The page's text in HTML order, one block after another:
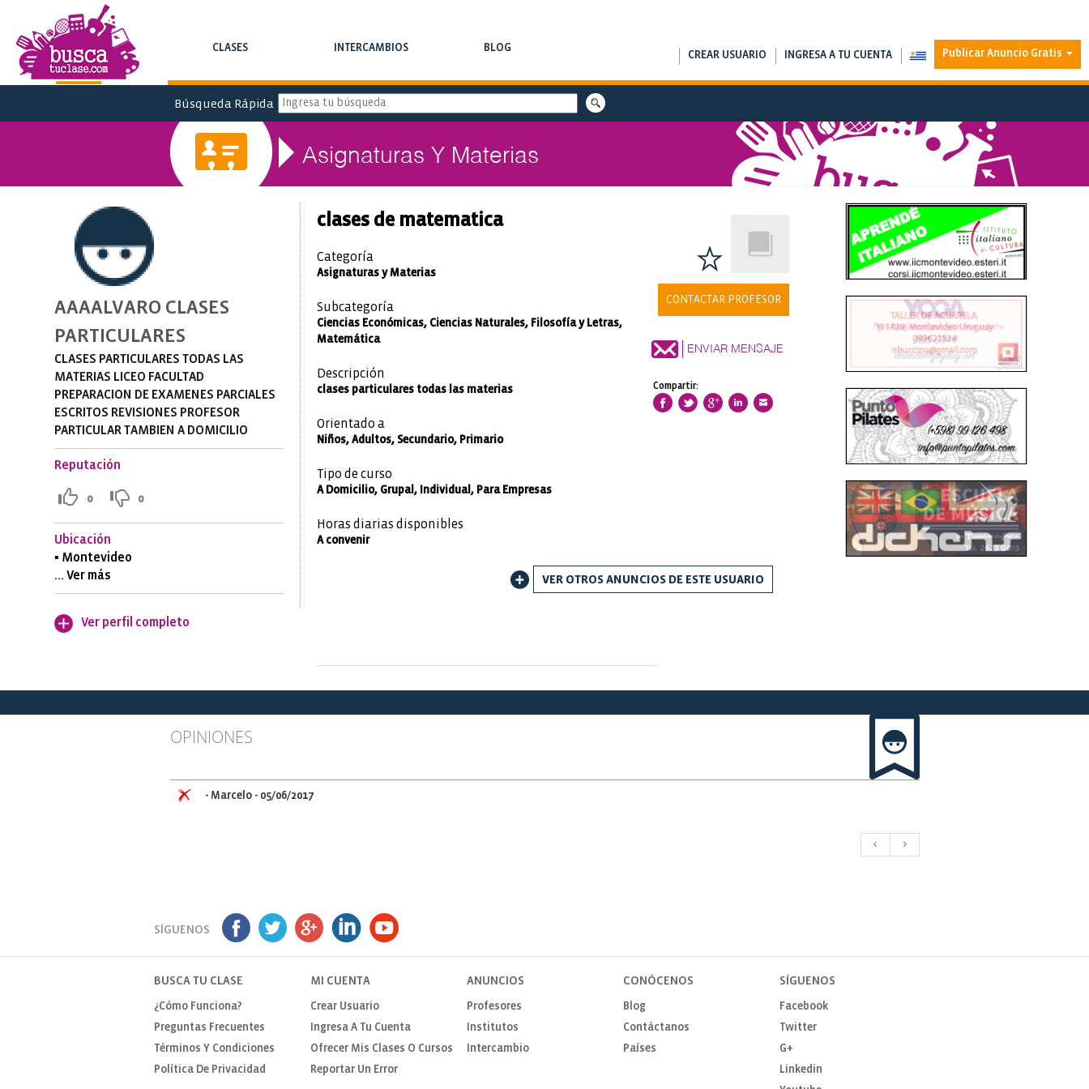
CLASES INTERCAMBIOS BLOG
Publicar Anuncio Gratis
CREAR USUARIO INGRESA A TU CUENTA
Búsqueda Rápida
Asignaturas Y Materias
AAAALVARO CLASES
PARTICULARES
CLASES PARTICULARES TODAS LAS
MATERIAS LICEO FACULTAD
PREPARACION DE EXAMENES PARCIALES
ESCRITOS REVISIONES PROFESOR
PARTICULAR TAMBIEN A DOMICILIO
Reputación
0 0
Ubicación
▪ Montevideo
... Ver más
Ver perfil completo
CONTACTAR PROFESOR
ENVIAR MENSAJE
Compartir:
clases de matematica
Categoría
Asignaturas y Materias
Subcategoría
Ciencias Económicas, Ciencias Naturales, Filosofía y Letras,
Matemática
Descripción
clases particulares todas las materias
Orientado a
Niños, Adultos, Secundario, Primario
Tipo de curso
A Domicilio, Grupal, Individual, Para Empresas
Horas diarias disponibles
A convenir
VER OTROS ANUNCIOS DE ESTE USUARIO
OPINIONES
- Marcelo- 05/06/2017
< >
SÍGUENOS
BUSCA TU CLASE
¿Cómo Funciona?
Preguntas Frecuentes
Términos Y Condiciones
Política De Privacidad
MI CUENTA
Crear Usuario
Ingresa A Tu Cuenta
Ofrecer Mis Clases O Cursos
Reportar Un Error
ANUNCIOS
Profesores
Institutos
Intercambio
CONÓCENOS
Blog
Contáctanos
Países
SÍGUENOS
Facebook
Twitter
G+
Linkedin